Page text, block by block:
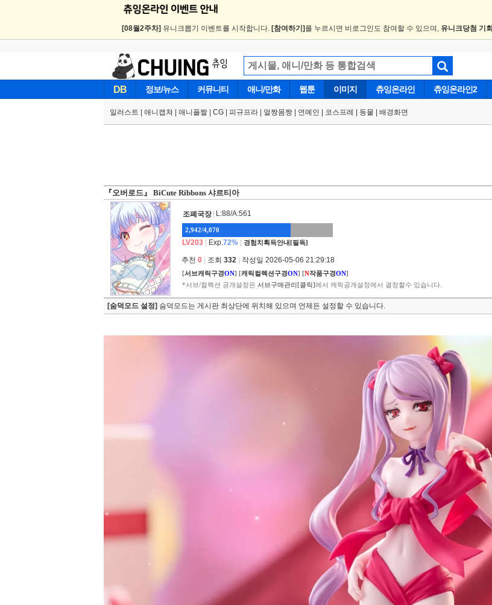
[08월2주차] 유니크뽑기 이벤트를 시작합니다. [참여하기] 를 누르시면 비로그인도 참여할 수 있으며, 유니크당첨 기회
DB 정보/뉴스 커뮤니티 애니/만화 웹툰 이미지 츄잉온라인 츄잉온라인2
일러스트 애니캡쳐 애니플짤 CG 피규프라 얼짱몸짱 연예인 코스프레 동물 배경화면
『오버로드』 BiCute Ribbons 샤르티아
조폐국장 L:88/A:561
2,942/4,070
LV203 Exp.72% 경험치획득안내[필독]
추천 0 조회 332 작성일 2026-05-06 21:29:18
[서브캐릭구경ON] [캐릭컬렉션구경ON] [N작품구경ON]
*서브/컬렉션 공개설정은 서브구매관리[클릭]에서 캐릭공개설정에서 결정할수 있습니다.
[숨덕모드 설정] 숨덕모드는 게시판 최상단에 위치해 있으며 언제든 설정할 수 있습니다.